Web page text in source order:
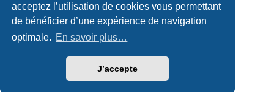
acceptez l’utilisation de cookies vous permettant
de bénéficier d’une expérience de navigation
optimale. En savoir plus…
J’accepte